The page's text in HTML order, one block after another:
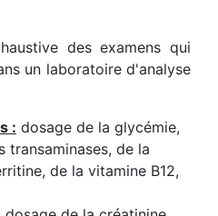
des examens qui
un laboratoire d'analyse
: dosage de la glycémie,
transaminases, de la
de la vitamine B12,